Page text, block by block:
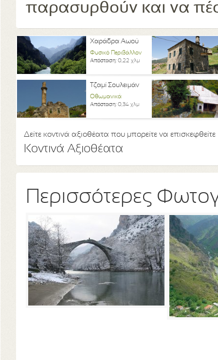
παρασυρθούν και να
Χαράδρα Αωού
Φυσικό Περιβάλλον
Απόσταση: 0,22 χλμ
Τζαμί Σουλειμάν
Οθωμανικά
Απόσταση: 0,34 χλμ
Δείτε κοντινά αξιοθέατα που μπορείτε να επισκεφθείτε
Κοντινά Αξιοθέατα
Περισσότερες